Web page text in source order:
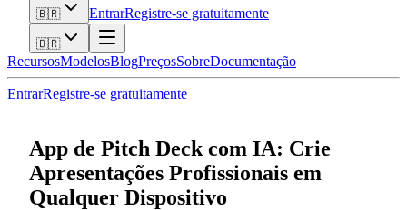
🇧🇷 EntrarRegistre-se gratuitamente
🇧🇷
RecursosModelosBlogPreçosSobreDocumentação
EntrarRegistre-se gratuitamente
App de Pitch Deck com IA: Crie
Apresentações Profissionais em
Qualquer Dispositivo